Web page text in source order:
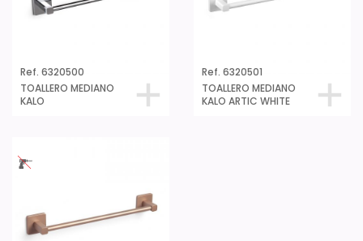
Ref. 6320500
TOALLERO MEDIANO
KALO
Ref. 6320501
TOALLERO MEDIANO
KALO ARTIC WHITE